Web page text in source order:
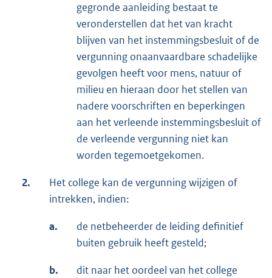
gegronde aanleiding bestaat te
veronderstellen dat het van kracht
blijven van het instemmingsbesluit of de
vergunning onaanvaardbare schadelijke
gevolgen heeft voor mens, natuur of
milieu en hieraan door het stellen van
nadere voorschriften en beperkingen
aan het verleende instemmingsbesluit of
de verleende vergunning niet kan
worden tegemoetgekomen.
2.
Het college kan de vergunning wijzigen of
intrekken, indien:
a.
de netbeheerder de leiding definitief
buiten gebruik heeft gesteld;
b.
dit naar het oordeel van het college